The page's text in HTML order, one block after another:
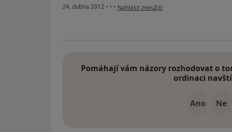
24. dubna 2012 • • • podle názoru uživatele Váš účet byl
Nahlásit zneužití
Pomáhají vám názory rozhodovat o
ordinaci
Ano Ne